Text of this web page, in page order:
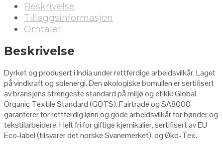
Beskrivelse
Tilleggsinformasjon
Omtaler
Beskrivelse
Dyrket og produsert i India under rettferdige arbeidsvilkår. Laget
på vindkraft og solenergi. Den økologiske bomullen er sertifisert
av bransjens strengeste standard på miljø og etikk: Global
Organic Textile Standard (GOTS). Fairtrade og SA8000
garanterer for rettferdig lønn og gode arbeidsvilkår for bønder og
tekstilarbeidere. Helt fri for giftige kjemikalier, sertifisert av EU
Eco-label (tilsvarer det norske Svanemerket), og Øko-Tex.